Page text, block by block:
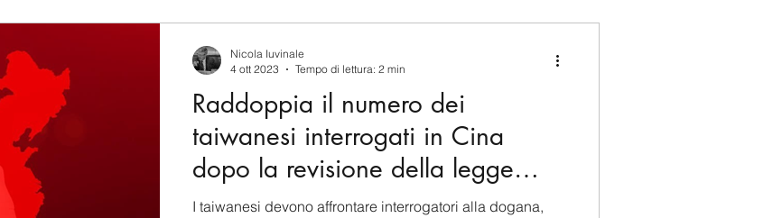
Raddoppia il numero dei
taiwanesi interrogati in Cina
dopo la revisione della legge
sullo spionaggio
I taiwanesi devono affrontare interrogatori alla dogana,
Nicola Iuvinale
4 ott 2023
Tempo di lettura: 2 min